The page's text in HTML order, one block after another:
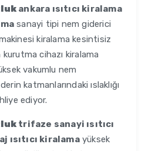
ankara ısıtıcı kiralama
sanayi tipi nem giderici
kiralama kesintisiz
cihazı kiralama
vakumlu nem
katmanlarındaki ıslaklığı
ediyor.
trifaze sanayi ısıtıcı
ısıtıcı kiralamayüksek